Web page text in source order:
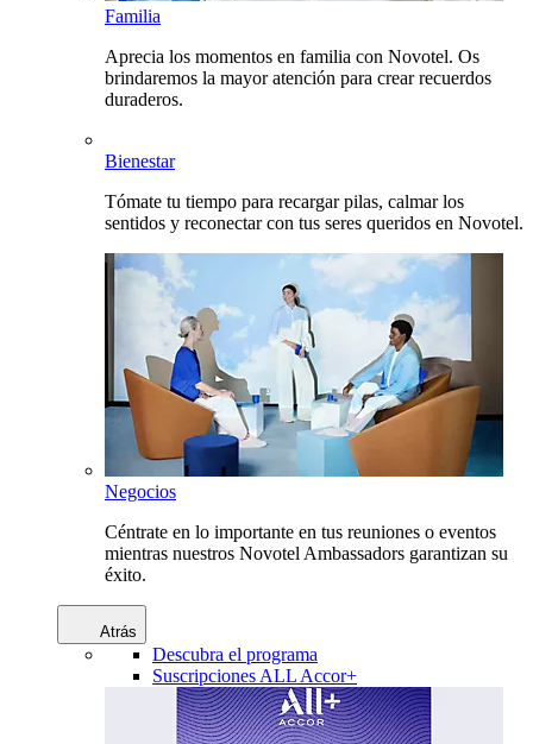
Familia
Aprecia los momentos en familia con Novotel. Os
brindaremos la mayor atención para crear recuerdos
duraderos.
Bienestar
Tómate tu tiempo para recargar pilas, calmar los
sentidos y reconectar con tus seres queridos en Novotel.
Negocios
Céntrate en lo importante en tus reuniones o eventos
mientras nuestros Novotel Ambassadors garantizan su
éxito.
Atrás
Descubra el programa
Suscripciones ALL Accor+